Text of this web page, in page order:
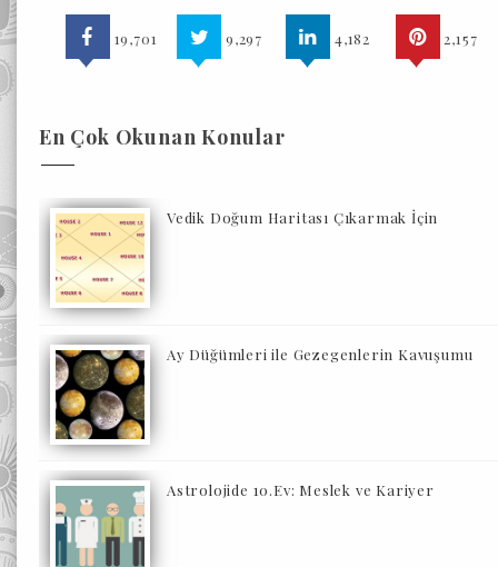
19,701 9,297 4,182 2,157
En Çok Okunan Konular
Vedik Doğum Haritası Çıkarmak İçin
Ay Düğümleri ile Gezegenlerin Kavuşumu
Astrolojide 10.Ev: Meslek ve Kariyer